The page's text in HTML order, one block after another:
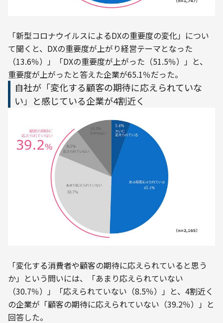
「新型コロナウイルスによるDXの重要度の変化」につい
て聞くと、DXの重要度が上がり経営テーマとなった
（13.6％）」「DXの重要度が上がった（51.5％）」と、
重要度が上がったと答えた企業が65.1％だった。
自社が「変化する顧客の期待に応えられていな
い」と感じている企業が4割近く
「変化する消費者や顧客の期待に応えられていると思う
か」という問いには、「あまり応えられていない
（30.7％）」「応えられていない（8.5％）」と、4割近く
の企業が「顧客の期待に応えられていない（39.2％）」と
回答した。